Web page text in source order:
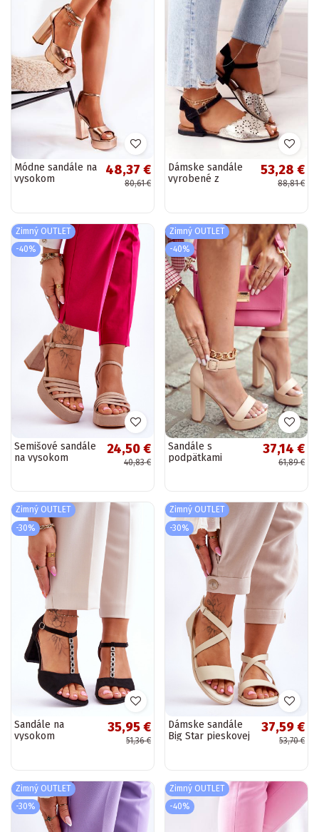
Módne sandále na
vysokom
48,37 €
80,61 €
Dámske sandále
vyrobené z
53,28 €
88,81 €
Zimný OUTLET
-40%
Semišové sandále
na vysokom
24,50 €
40,83 €
Zimný OUTLET
-40%
Sandále s
podpätkami
37,14 €
61,89 €
Zimný OUTLET
-30%
Sandále na
vysokom
35,95 €
51,36 €
Zimný OUTLET
-30%
Dámske sandále
Big Star pieskovej
37,59 €
53,70 €
Zimný OUTLET
-30%
Zimný OUTLET
-40%